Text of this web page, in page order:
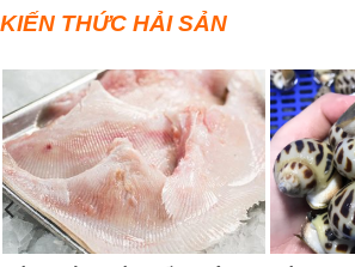
KIẾN THỨC HẢI SẢN